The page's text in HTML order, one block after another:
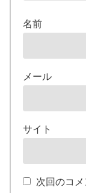
名前
メール
サイト
次回のコ